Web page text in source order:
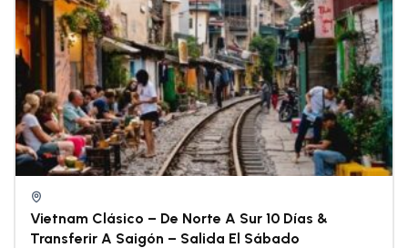
Vietnam Clásico – De Norte A Sur 10 Días &
Transferir A Saigón – Salida El Sábado